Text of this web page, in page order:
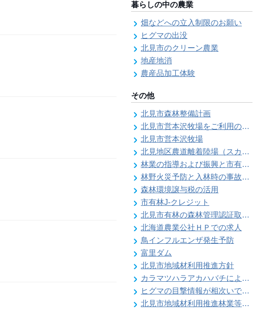
暮らしの中の農業
畑などへの立入制限のお願い
ヒグマの出没
北見市のクリーン農業
地産地消
農産品加工体験
その他
北見市森林整備計画
北見市営本沢牧場をご利用の皆様へ（畜主向け）
北見市営本沢牧場
北見地区農道離着陸場（スカイポートきたみ）
林業の指導および振興と市有林の経営維持管理
林野火災予防と入林時の事故防止
森林環境譲与税の活用
市有林J-クレジット
北見市有林の森林管理認証取得状況
北海道農業公社ＨＰでの求人
鳥インフルエンザ発生予防
富里ダム
北見市地域材利用推進方針
カラマツハラアカハバチによりカラマツ類の葉の食害被害が発生することがあります
ヒグマの目撃情報が相次いでいます【留辺蘂自治区】
北見市地域材利用推進林業等振興対策事業